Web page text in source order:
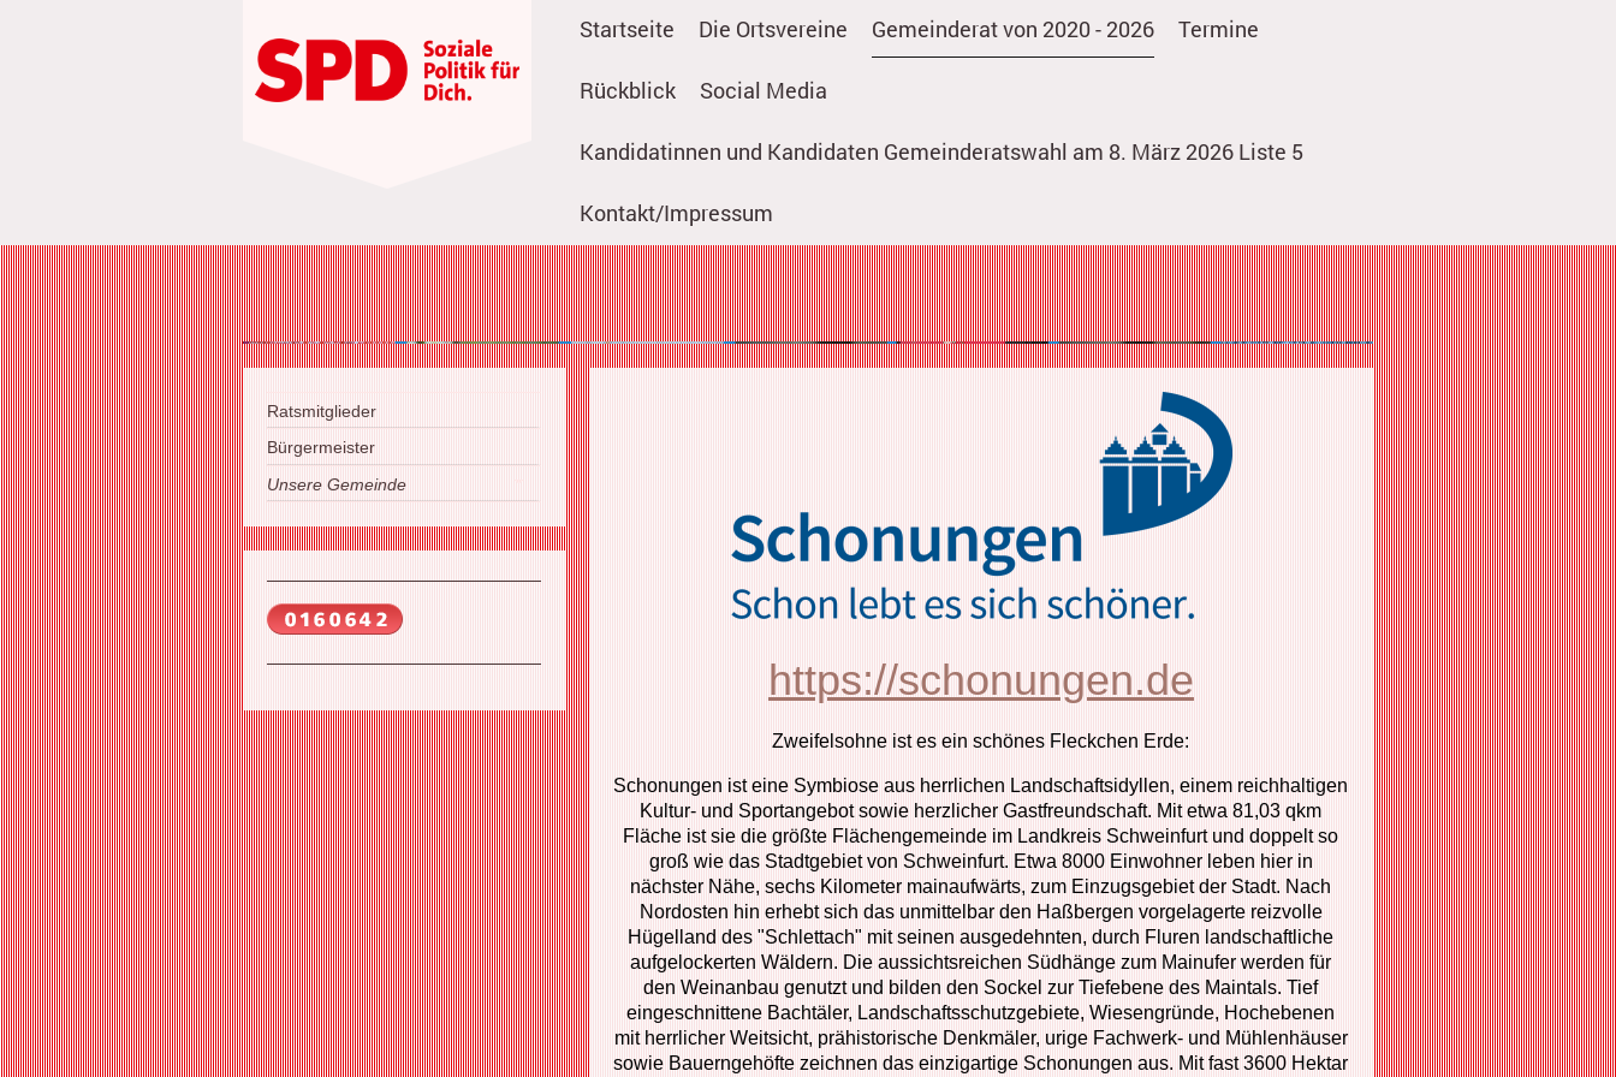
Startseite Die Ortsvereine Gemeinderat von 2020 - 2026 Termine
Rückblick Social Media
Kandidatinnen und Kandidaten Gemeinderatswahl am 8. März 2026 Liste 5
Kontakt/Impressum
125 Jahre SPD Jubiläumsabend
https://schonungen.de
Zweifelsohne ist es ein schönes Fleckchen Erde:
Schonungen ist eine Symbiose aus herrlichen Landschaftsidyllen, einem reichhaltigen
Kultur- und Sportangebot sowie herzlicher Gastfreundschaft. Mit etwa 81,03 qkm
Fläche ist sie die größte Flächengemeinde im Landkreis Schweinfurt und doppelt so
groß wie das Stadtgebiet von Schweinfurt. Etwa 8000 Einwohner leben hier in
nächster Nähe, sechs Kilometer mainaufwärts, zum Einzugsgebiet der Stadt. Nach
Nordosten hin erhebt sich das unmittelbar den Haßbergen vorgelagerte reizvolle
Hügelland des "Schlettach" mit seinen ausgedehnten, durch Fluren landschaftliche
aufgelockerten Wäldern. Die aussichtsreichen Südhänge zum Mainufer werden für
den Weinanbau genutzt und bilden den Sockel zur Tiefebene des Maintals. Tief
eingeschnittene Bachtäler, Landschaftsschutzgebiete, Wiesengründe, Hochebenen
mit herrlicher Weitsicht, prähistorische Denkmäler, urige Fachwerk- und Mühlenhäuser
sowie Bauerngehöfte zeichnen das einzigartige Schonungen aus. Mit fast 3600 Hektar
Ratsmitglieder
Bürgermeister
Unsere Gemeinde